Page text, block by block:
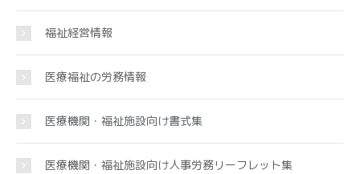
福祉経営情報
医療福祉の労務情報
医療機関・福祉施設向け書式集
医療機関・福祉施設向け人事労務リーフレット集